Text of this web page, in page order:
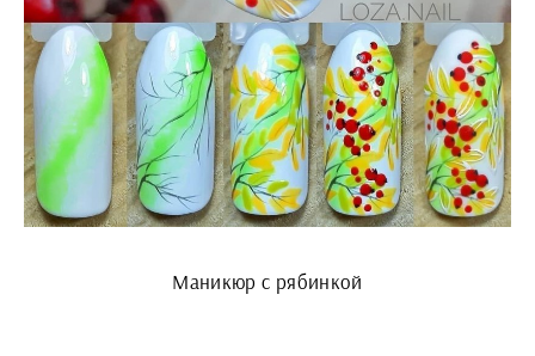
Маникюр с рябинкой